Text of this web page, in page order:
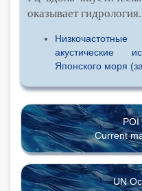
оказывает гидрология.
акустические
Японского моря
POI
Current
UN